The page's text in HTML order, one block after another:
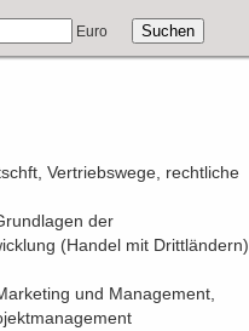
Euro
Vertriebswege, rechtliche
der
(Handel mit Drittländern),
und Management,